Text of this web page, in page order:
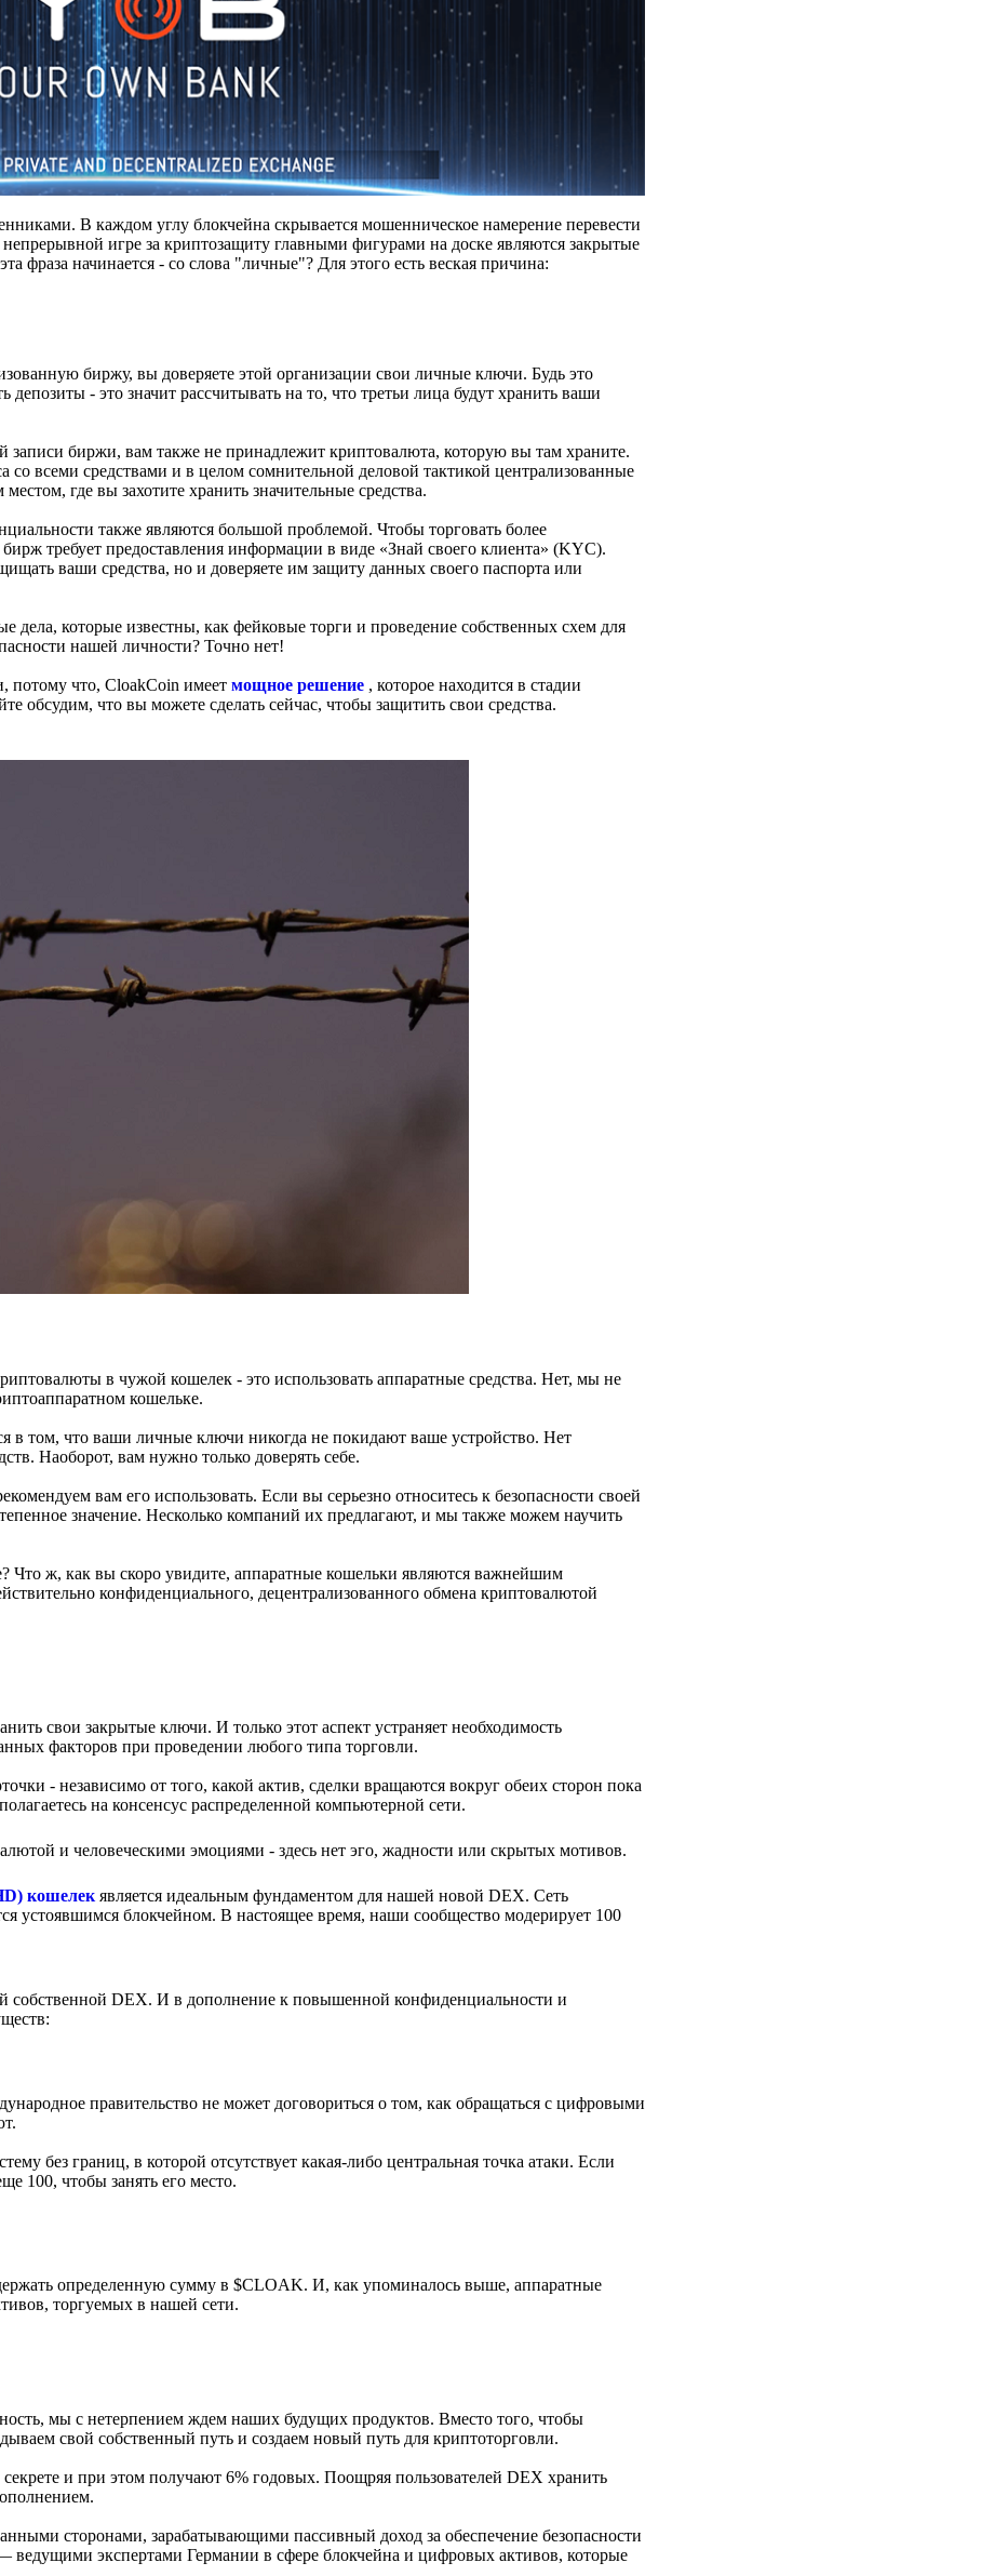
В каждом углу блокчейна скрывается мошенническое намерение перевести
игре за криптозащиту главными фигурами на доске являются закрытые
фраза начинается - со слова "личные"? Для этого есть веская причина:
биржу, вы доверяете этой организации свои личные ключи. Будь это
- это значит рассчитывать на то, что третьи лица будут хранить ваши
биржи, вам также не принадлежит криптовалюта, которую вы там храните.
всеми средствами и в целом сомнительной деловой тактикой централизованные
где вы захотите хранить значительные средства.
также являются большой проблемой. Чтобы торговать более
требует предоставления информации в виде «Знай своего клиента» (KYC).
ваши средства, но и доверяете им защиту данных своего паспорта или
которые известны, как фейковые торги и проведение собственных схем для
нашей личности? Точно нет!
потому что, CloakCoin имеет мощное решение , которое находится в стадии
обсудим, что вы можете сделать сейчас, чтобы защитить свои средства.
в чужой кошелек - это использовать аппаратные средства. Нет, мы не
кошельке.
в том, что ваши личные ключи никогда не покидают ваше устройство. Нет
Наоборот, вам нужно только доверять себе.
вам его использовать. Если вы серьезно относитесь к безопасности своей
значение. Несколько компаний их предлагают, и мы также можем научить
Что ж, как вы скоро увидите, аппаратные кошельки являются важнейшим
конфиденциального, децентрализованного обмена криптовалютой
свои закрытые ключи. И только этот аспект устраняет необходимость
факторов при проведении любого типа торговли.
- независимо от того, какой актив, сделки вращаются вокруг обеих сторон пока
на консенсус распределенной компьютерной сети.
и человеческими эмоциями - здесь нет эго, жадности или скрытых мотивов.
кошелек является идеальным фундаментом для нашей новой DEX. Сеть
устоявшимся блокчейном. В настоящее время, наши сообщество модерирует 100
собственной DEX. И в дополнение к повышенной конфиденциальности и
правительство не может договориться о том, как обращаться с цифровыми
без границ, в которой отсутствует какая-либо центральная точка атаки. Если
100, чтобы занять его место.
определенную сумму в $CLOAK. И, как упоминалось выше, аппаратные
торгуемых в нашей сети.
мы с нетерпением ждем наших будущих продуктов. Вместо того, чтобы
свой собственный путь и создаем новый путь для криптоторговли.
и при этом получают 6% годовых. Поощряя пользователей DEX хранить
сторонами, зарабатывающими пассивный доход за обеспечение безопасности
ведущими экспертами Германии в сфере блокчейна и цифровых активов, которые